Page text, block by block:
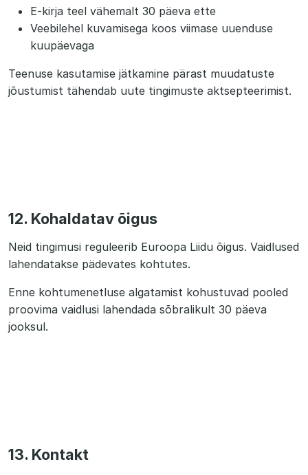
E-kirja teel vähemalt 30 päeva ette
Veebilehel kuvamisega koos viimase uuenduse
kuupäevaga
Teenuse kasutamise jätkamine pärast muudatuste
jõustumist tähendab uute tingimuste aktsepteerimist.
12. Kohaldatav õigus
Neid tingimusi reguleerib Euroopa Liidu õigus. Vaidlused
lahendatakse pädevates kohtutes.
Enne kohtumenetluse algatamist kohustuvad pooled
proovima vaidlusi lahendada sõbralikult 30 päeva
jooksul.
13. Kontakt